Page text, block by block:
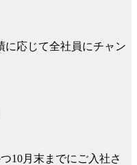
応じて全社員にチャン
10月末までにご入社さ